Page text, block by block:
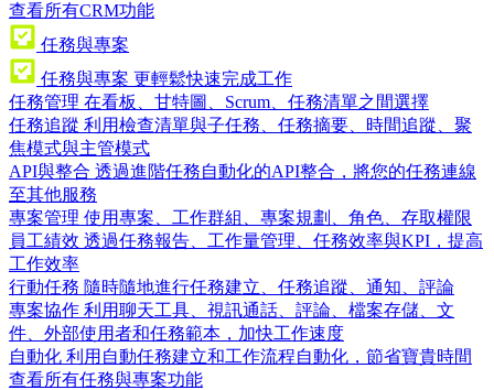
查看所有CRM功能
任務與專案
任務與專案 更輕鬆快速完成工作
任務管理 在看板、甘特圖、Scrum、任務清單之間選擇
任務追蹤 利用檢查清單與子任務、任務摘要、時間追蹤、聚
焦模式與主管模式
API與整合 透過進階任務自動化的API整合，將您的任務連線
至其他服務
專案管理 使用專案、工作群組、專案規劃、角色、存取權限
員工績效 透過任務報告、工作量管理、任務效率與KPI，提高
工作效率
行動任務 隨時隨地進行任務建立、任務追蹤、通知、評論
專案協作 利用聊天工具、視訊通話、評論、檔案存儲、文
件、外部使用者和任務範本，加快工作速度
自動化 利用自動任務建立和工作流程自動化，節省寶貴時間
查看所有任務與專案功能